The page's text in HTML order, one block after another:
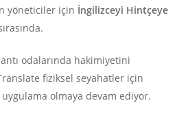
yöneticiler için İngilizceyi Hintçeye
odalarında hakimiyetini
fiziksel seyahatler için
olmaya devam ediyor.